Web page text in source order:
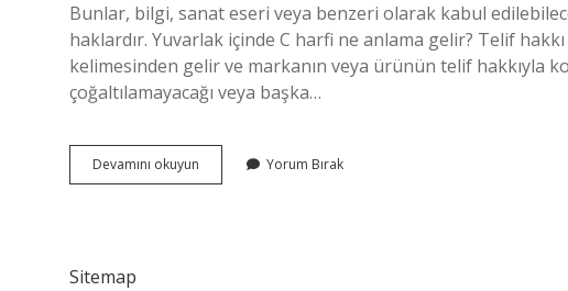
Bunlar, bilgi, sanat eseri veya benzeri olarak kabul
haklardır. Yuvarlak içinde C harfi ne anlama gelir? Telif
kelimesinden gelir ve markanın veya ürünün telif hakkıyla
çoğaltılamayacağı veya başka…
Devamını okuyun
Sembolü
Yorum Bırak
Sitemap